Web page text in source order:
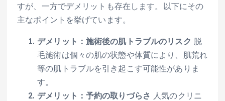
すが、一方でデメリットも存在します。以下にその
主なポイントを挙げています。
デメリット：施術後の肌トラブルのリスク 脱
毛施術は個々の肌の状態や体質により、肌荒れ
等の肌トラブルを引き起こす可能性がありま
す。
デメリット：予約の取りづらさ 人気のクリニ